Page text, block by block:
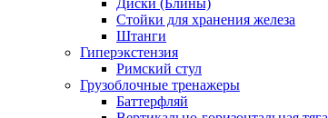
Диски (Блины)
Стойки для хранения железа
Штанги
Гиперэкстензия
Римский стул
Грузоблочные тренажеры
Баттерфляй